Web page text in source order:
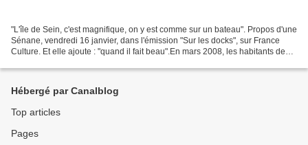
"L'île de Sein, c'est magnifique, on y est comme sur un bateau". Propos d'une
Sénane, vendredi 16 janvier, dans l'émission "Sur les docks", sur France
Culture. Et elle ajoute : "quand il fait beau".En mars 2008, les habitants de
Hébergé par Canalblog
Top articles
Pages